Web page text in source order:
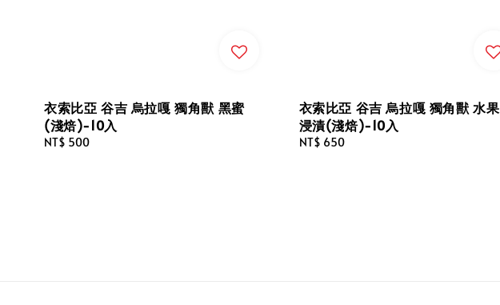
衣索比亞 谷吉 烏拉嘎 獨角獸 黑蜜
(淺焙)-10入
Regular
NT$ 500
衣索比亞 谷吉 烏拉嘎 獨角獸 水果
浸漬(淺焙)-10入
Regular
NT$ 650